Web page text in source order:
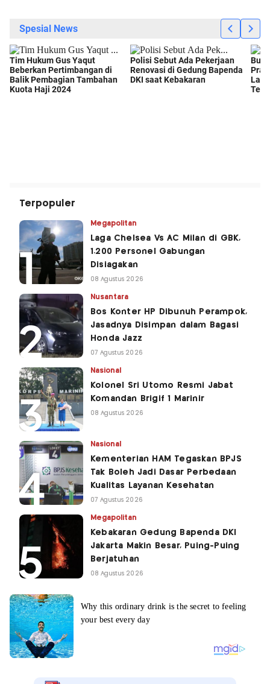
Terpopuler
Megapolitan
Laga Chelsea Vs AC Milan di GBK,
1.200 Personel Gabungan
Disiagakan
08 Agustus 2026
Nusantara
Bos Konter HP Dibunuh Perampok,
Jasadnya Disimpan dalam Bagasi
Honda Jazz
07 Agustus 2026
Nasional
Kolonel Sri Utomo Resmi Jabat
Komandan Brigif 1 Marinir
08 Agustus 2026
Nasional
Kementerian HAM Tegaskan BPJS
Tak Boleh Jadi Dasar Perbedaan
Kualitas Layanan Kesehatan
07 Agustus 2026
Megapolitan
Kebakaran Gedung Bapenda DKI
Jakarta Makin Besar, Puing-Puing
Berjatuhan
08 Agustus 2026